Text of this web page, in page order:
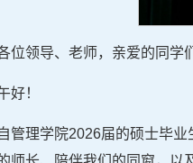
位领导、老师，亲爱的同学
好！
管理学院2026届的硕士毕